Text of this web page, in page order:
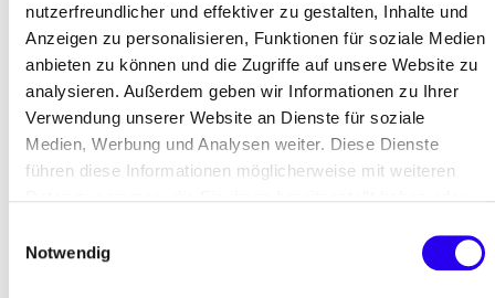
nutzerfreundlicher und effektiver zu gestalten, Inhalte und
Anzeigen zu personalisieren, Funktionen für soziale Medien
anbieten zu können und die Zugriffe auf unsere Website zu
analysieren. Außerdem geben wir Informationen zu Ihrer
Verwendung unserer Website an Dienste für soziale
Medien, Werbung und Analysen weiter. Diese Dienste
führen diese Informationen möglicherweise mit weiteren
haben.
Notwendig
am 18. Juni 2026 bereits zum vierten Mal eine
Plattform für Austausch, Inspiration und
anwendungsorientiertes Wissen.
Das erwartet Sie
Wärmewende in Deutschland, sondern mehr als
10.700 lokale Wärmewenden – in Metropolen